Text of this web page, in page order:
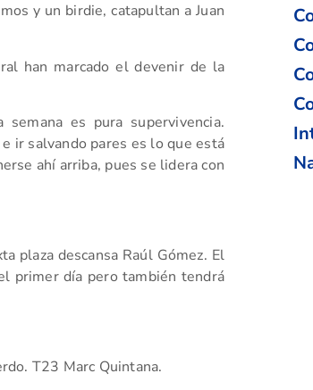
y un birdie, catapultan a Juan
han marcado el devenir de la
es pura supervivencia.
ir salvando pares es lo que está
ahí arriba, pues se lidera con
plaza descansa Raúl Gómez. El
primer día pero también tendrá
T23 Marc Quintana.